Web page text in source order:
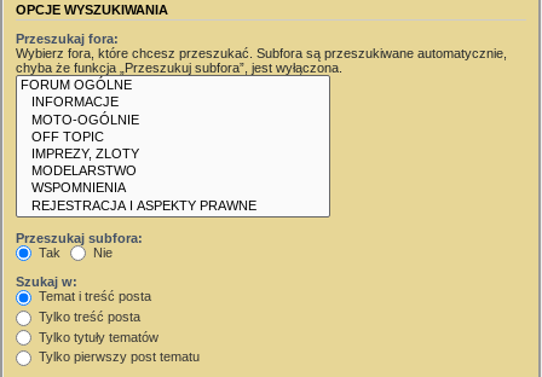
OPCJE WYSZUKIWANIA
Przeszukaj fora:
Wybierz fora, które chcesz przeszukać. Subfora są przeszukiwane automatycznie,
chyba że funkcja „Przeszukuj subfora”, jest wyłączona.
Przeszukaj subfora:
Tak
Nie
Szukaj w:
Temat i treść posta
Tylko treść posta
Tylko tytuły tematów
Tylko pierwszy post tematu